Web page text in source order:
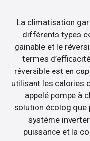
La climatisation
différents types
gainable et le
termes
réversible est en
utilisant les calories
appelé pompe à
solution écologique
système
puissance et la